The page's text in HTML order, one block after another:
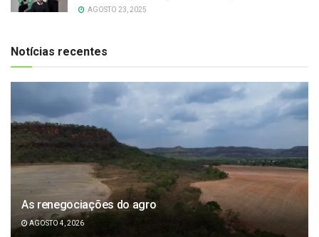
AGOSTO 23, 2025
Notícias recentes
As renegociações do agro
AGOSTO 4, 2026